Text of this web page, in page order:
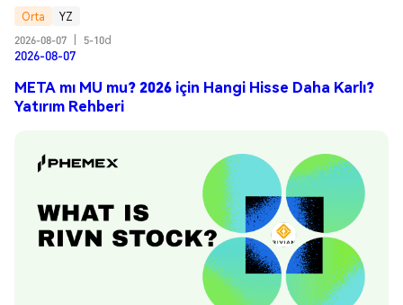
Orta
YZ
2026-08-07
5-10d
2026-08-07
META mı MU mu? 2026 için Hangi Hisse Daha Karlı?
Yatırım Rehberi